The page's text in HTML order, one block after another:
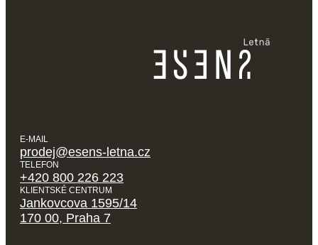
E-MAIL
prodej@esens-letna.cz
TELEFON
+420 800 226 223
KLIENTSKÉ CENTRUM
Jankovcova 1595/14
170 00, Praha 7